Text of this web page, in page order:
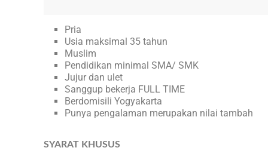
Pria
Usia maksimal 35 tahun
Muslim
Pendidikan minimal SMA/ SMK
Jujur dan ulet
Sanggup bekerja FULL TIME
Berdomisili Yogyakarta
Punya pengalaman merupakan nilai tambah
SYARAT KHUSUS